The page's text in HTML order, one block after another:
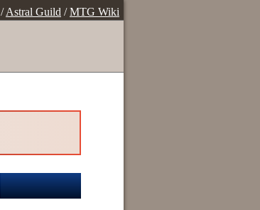
/Astral Guild /MTG Wiki